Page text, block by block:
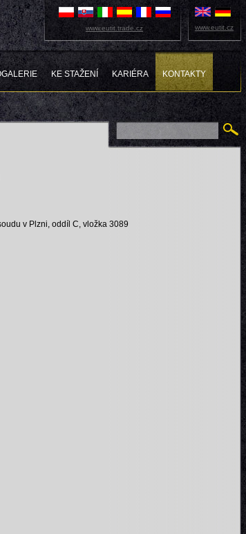
KE STAŽENÍ KARIÉRA KONTAKTY
www.eutit.trade.cz www.eutit.cz
v Plzni, oddíl C, vložka 3089